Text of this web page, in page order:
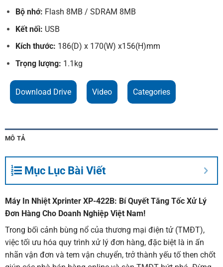
Bộ nhớ: Flash 8MB / SDRAM 8MB
Kết nối: USB
Kích thước: 186(D) x 170(W) x156(H)mm
Trọng lượng: 1.1kg
Download Drive Video Categories
MÔ TẢ
Mục Lục Bài Viết
Máy In Nhiệt Xprinter XP-422B: Bí Quyết Tăng Tốc Xử Lý
Đơn Hàng Cho Doanh Nghiệp Việt Nam!
Trong bối cảnh bùng nổ của thương mại điện tử (TMĐT),
việc tối ưu hóa quy trình xử lý đơn hàng, đặc biệt là in ấn
nhãn vận đơn và tem vận chuyển, trở thành yếu tố then chốt